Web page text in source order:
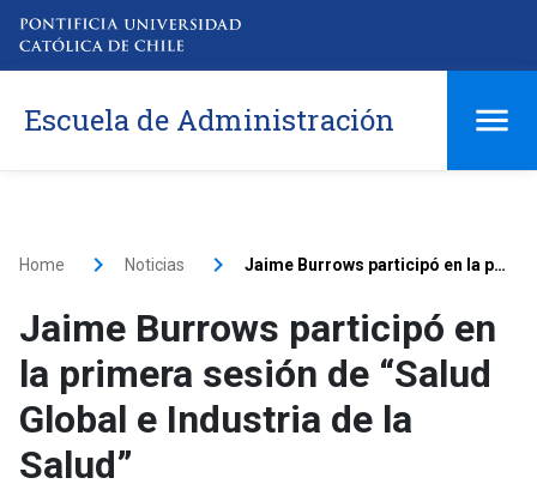
Escuela de Administración
Home Noticias Jaime Burrows participó en la primera sesión de “Salud Global e Industria de la Salud”
Jaime Burrows participó en
la primera sesión de “Salud
Global e Industria de la
Salud”